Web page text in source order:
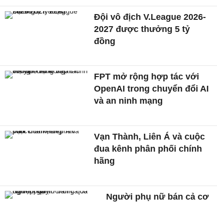
Đội vô địch V.League 2026-
2027 được thưởng 5 tỷ
đồng
FPT mở rộng hợp tác với
OpenAI trong chuyển đổi AI
và an ninh mạng
Vạn Thành, Liên Á và cuộc
đua kênh phân phối chính
hãng
Người phụ nữ bán cả cơ